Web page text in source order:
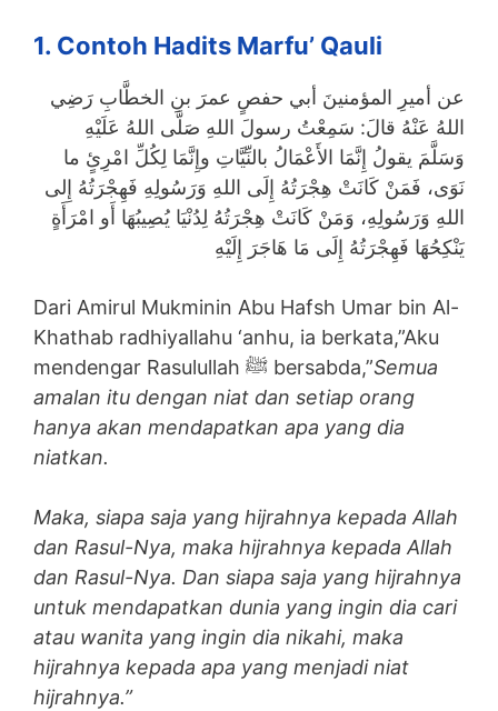
1. Contoh Hadits Marfu’ Qauli
عن أميرِ المؤمنينَ أبي حفصٍ عمرَ بنِ الخطَّابِ رَضِي
اللهُ عَنْهُ قالَ: سَمِعْتُ رسولَ اللهِ صَلَّى اللهُ عَلَيْهِ
وَسَلَّمَ يقولُ إِنَّمَا الأَعْمَالُ بالنِّيَّاتِ وإِنَّمَا لِكُلِّ امْرِئٍ ما
نَوَى، فَمَنْ كَانَتْ هِجْرَتُهُ إِلَى اللهِ وَرَسُولِهِ فَهِجْرَتُهُ إِلى
اللهِ وَرَسُولِهِ، وَمَنْ كَانَتْ هِجْرَتُهُ لِدُنْيَا يُصِيبُهَا أَو امْرَأَةٍ
يَنْكِحُهَا فَهِجْرَتُهُ إِلَى مَا هَاجَرَ إِلَيْهِ
Dari Amirul Mukminin Abu Hafsh Umar bin Al-
Khathab radhiyallahu ‘anhu, ia berkata,”Aku
mendengar Rasulullah ﷺ bersabda,”Semua
amalan itu dengan niat dan setiap orang
hanya akan mendapatkan apa yang dia
niatkan.
Maka, siapa saja yang hijrahnya kepada Allah
dan Rasul-Nya, maka hijrahnya kepada Allah
dan Rasul-Nya. Dan siapa saja yang hijrahnya
untuk mendapatkan dunia yang ingin dia cari
atau wanita yang ingin dia nikahi, maka
hijrahnya kepada apa yang menjadi niat
hijrahnya.”